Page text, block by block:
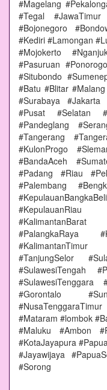
#Magelang
#Tegal
#Bojonegoro
#Kediri #Lamongan
#Mojokerto
#Pasuruan
#Situbondo
#Batu #Blitar
#Surabaya #Jakarta
#Pusat #Selatan
#Pandeglang
#Tangerang
#KulonProgo
#BandaAceh
#Padang #Riau
#Palembang
#KalimantanBarat
#PalangkaRaya
#TanjungSelor
#SulawesiTengah
#SulawesiTenggara
#Gorontalo
#Mataram #lombok
#Maluku #Ambon
#KotaJayapura
#Jayawijaya
#Sorong